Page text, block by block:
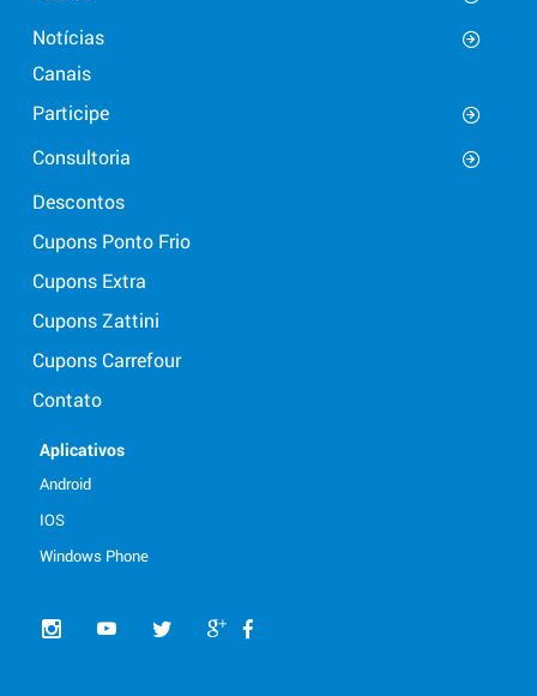
Notícias
Canais
Participe
Consultoria
Descontos
Cupons Ponto Frio
Cupons Extra
Cupons Zattini
Cupons Carrefour
Contato
Aplicativos
Android
IOS
Windows Phone